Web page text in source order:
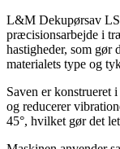
L&M Dekupørsav
præcisionsarbejde i
hastigheder, som gør
materialets type og
Saven er konstrueret
og reducerer
45°, hvilket gør det